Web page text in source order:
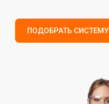
ПОДОБРАТЬ СИСТЕМУ